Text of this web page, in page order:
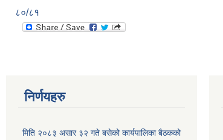
८०/८१
निर्णयहरु
मिति २०८३ असार ३२ गते बसेको कार्यपालिका बैठकको